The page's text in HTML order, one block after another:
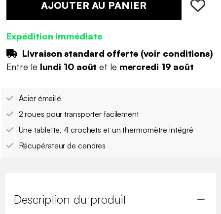
AJOUTER AU PANIER
Expédition immédiate
Livraison standard offerte (voir conditions)
Entre le lundi 10 août et le mercredi 19 août
Acier émaillé
2 roues pour transporter facilement
Une tablette, 4 crochets et un thermomètre intégré
Récupérateur de cendres
Description du produit